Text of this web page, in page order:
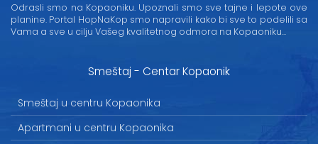
Odrasli smo na Kopaoniku. Upoznali smo sve tajne i lepote ove
planine. Portal HopNaKop smo napravili kako bi sve to podelili sa
Vama a sve u cilju Vašeg kvalitetnog odmora na Kopaoniku...
Smeštaj - Centar Kopaonik
Smeštaj u centru Kopaonika
Apartmani u centru Kopaonika